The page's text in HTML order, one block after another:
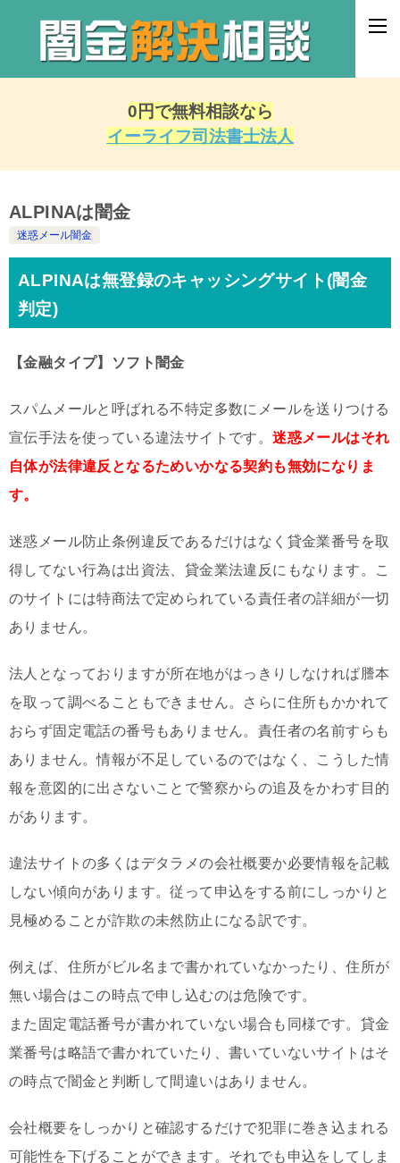
0円で無料相談なら
イーライフ司法書士法人
ALPINAは闇金
迷惑メール闇金
ALPINAは無登録のキャッシングサイト(闇金
判定)
【金融タイプ】ソフト闇金
スパムメールと呼ばれる不特定多数にメールを送りつける
宣伝手法を使っている違法サイトです。迷惑メールはそれ
自体が法律違反となるためいかなる契約も無効になりま
す。
迷惑メール防止条例違反であるだけはなく貸金業番号を取
得してない行為は出資法、貸金業法違反にもなります。こ
のサイトには特商法で定められている責任者の詳細が一切
ありません。
法人となっておりますが所在地がはっきりしなければ謄本
を取って調べることもできません。さらに住所もかかれて
おらず固定電話の番号もありません。責任者の名前すらも
ありません。情報が不足しているのではなく、こうした情
報を意図的に出さないことで警察からの追及をかわす目的
があります。
違法サイトの多くはデタラメの会社概要か必要情報を記載
しない傾向があります。従って申込をする前にしっかりと
見極めることが詐欺の未然防止になる訳です。
例えば、住所がビル名まで書かれていなかったり、住所が
無い場合はこの時点で申し込むのは危険です。
また固定電話番号が書かれていない場合も同様です。貸金
業番号は略語で書かれていたり、書いていないサイトはそ
の時点で闇金と判断して間違いはありません。
会社概要をしっかりと確認するだけで犯罪に巻き込まれる
可能性を下げることができます。それでも申込をしてしま